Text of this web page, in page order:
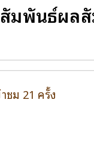
มพันธ์ผล
ชม 21 ครั้ง